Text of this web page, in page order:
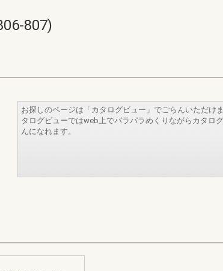
807)
お探しのページは「カタログビュー」でごらんいただけ
タログビューではweb上でパラパラめくりながらカタロ
んになれます。